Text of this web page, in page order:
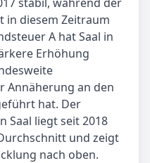
in diesem Zeitraum
A hat Saal in
Erhöhung
Annäherung an den
hat. Der
Saal liegt seit 2018
und zeigt
nach oben.